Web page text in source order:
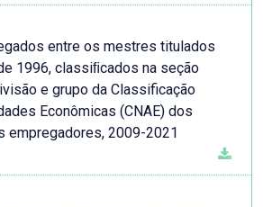
entre os mestres titulados
1996, classiﬁcados na seção
e grupo da Classificação
Econômicas (CNAE) dos
empregadores, 2009-2021